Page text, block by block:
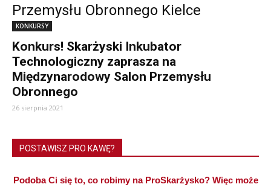
Przemysłu Obronnego Kielce
KONKURSY
Konkurs! Skarżyski Inkubator
Technologiczny zaprasza na
Międzynarodowy Salon Przemysłu
Obronnego
26 sierpnia 2021
POSTAWISZ PRO KAWĘ?
Podoba Ci się to, co robimy na ProSkarżysko? Więc może